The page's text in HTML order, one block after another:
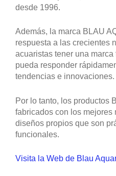
desde 1996.
Además, la marca BLAU
respuesta a las crecientes
acuaristas tener una
pueda responder
tendencias e innovaciones.
Por lo tanto, los productos
fabricados con los mejores
diseños propios que son
funcionales.
Visita la Web de Blau